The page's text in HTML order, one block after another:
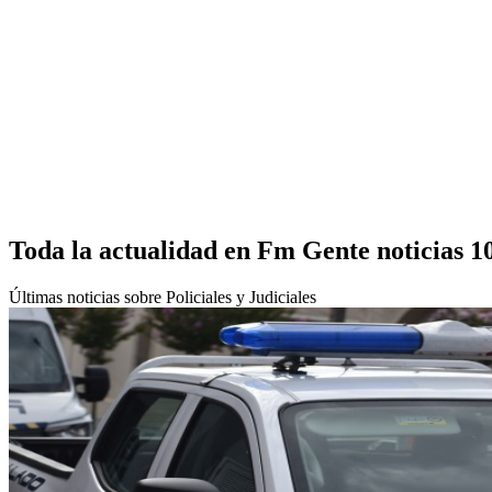
Toda la actualidad en Fm Gente noticias
Últimas noticias sobre Policiales y Judiciales